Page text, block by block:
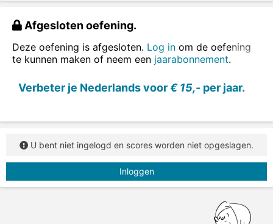
Je kunt ook eerst
oefenen met het opzoeken van
uitdrukkingen in een woordenboek
met het herkennen van figuurlijk taalgebruik.
In deze opdracht zie je vijf uitdrukkingen. Sleep
Afgesloten oefening.
Deze oefening is afgesloten. Log in om de oefening
te kunnen maken of neem een jaarabonnement.
Verbeter je Nederlands voor€ 15,- per jaar.
U bent niet ingelogd en scores worden niet opgeslagen.
Inloggen